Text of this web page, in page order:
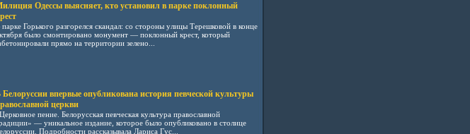
Одессы выясняет, кто установил в парке поклонный
Горького разгорелся скандал: со стороны улицы Терешковой в конце
было смонтировано монумент — поклонный крест, который
прямо на территории зелено...
Белоруссии впервые опубликована история певческой культуры
церкви
пение. Белорусская певческая культура православной
— уникальное издание, которое было опубликовано в столице
Подробности рассказывала Лариса Гус...